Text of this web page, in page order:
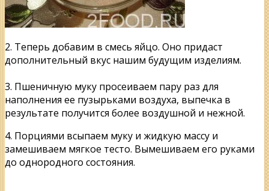
2. Теперь добавим в смесь яйцо. Оно придаст
дополнительный вкус нашим будущим изделиям.
3. Пшеничную муку просеиваем пару раз для
наполнения ее пузырьками воздуха, выпечка в
результате получится более воздушной и нежной.
4. Порциями всыпаем муку и жидкую массу и
замешиваем мягкое тесто. Вымешиваем его руками
до однородного состояния.